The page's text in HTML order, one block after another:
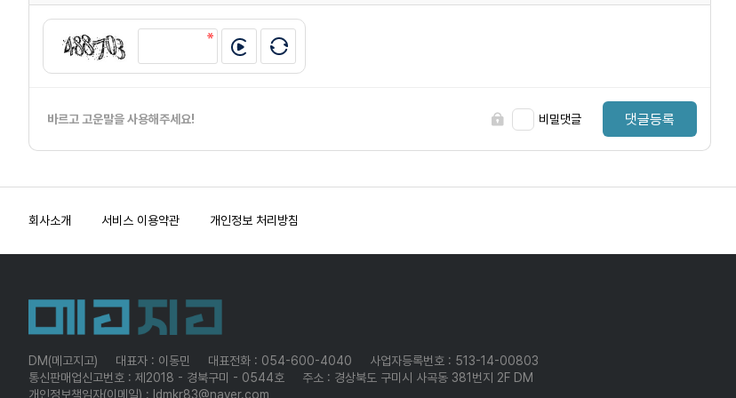
바르고 고운말을 사용해주세요! 비밀댓글 댓글등록
회사소개 서비스 이용약관 개인정보 처리방침
DM(메고지고) 대표자 : 이동민 대표전화 : 054-600-4040
사업자등록번호 : 513-14-00803
통신판매업신고번호 : 제2018 - 경북구미 - 0544호
주소 : 경상북도 구미시 사곡동 381번지 2F DM
개인정보책임자(이메일) : ldmkr83@naver.com